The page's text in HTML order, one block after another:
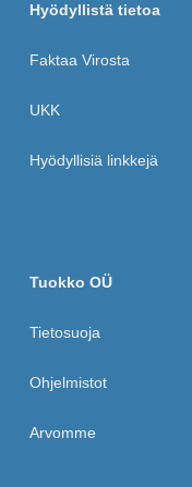
Hyödyllistä tietoa
Faktaa Virosta
UKK
Hyödyllisiä linkkejä
Tuokko OÜ
Tietosuoja
Ohjelmistot
Arvomme